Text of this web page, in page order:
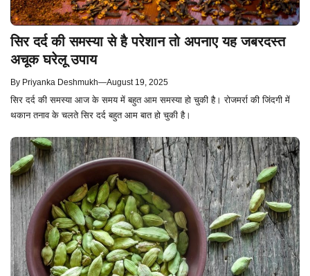
सिर दर्द की समस्या से है परेशान तो अपनाए यह जबरदस्त
अचूक घरेलू उपाय
By Priyanka Deshmukh—August 19, 2025
सिर दर्द की समस्या आज के समय में बहुत आम समस्या हो चुकी है। रोजमर्रा की जिंदगी में
थकान तनाव के चलते सिर दर्द बहुत आम बात हो चुकी है।